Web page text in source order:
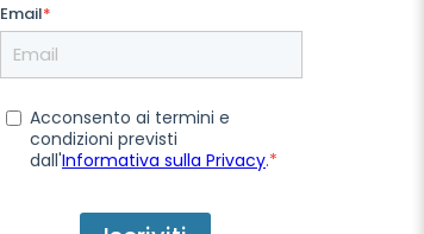
Email*
Acconsento ai termini e
condizioni previsti
dall'Informativa sulla Privacy.*